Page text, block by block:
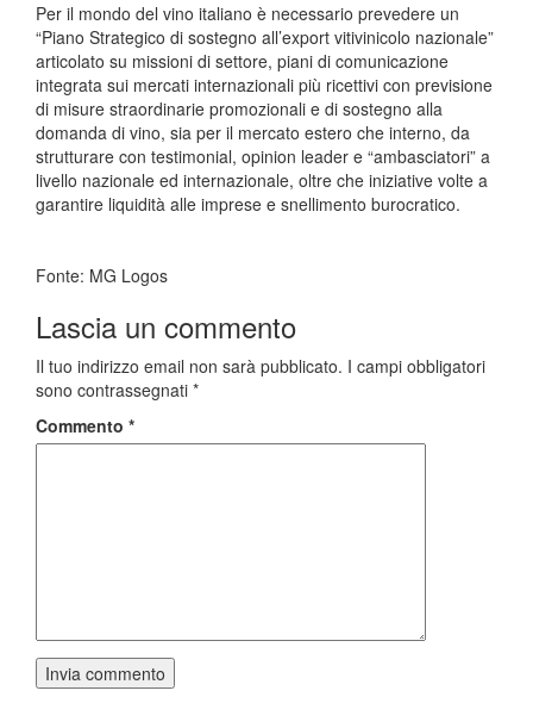
Per il mondo del vino italiano è necessario prevedere un
“Piano Strategico di sostegno all’export vitivinicolo nazionale”
articolato su missioni di settore, piani di comunicazione
integrata sui mercati internazionali più ricettivi con previsione
di misure straordinarie promozionali e di sostegno alla
domanda di vino, sia per il mercato estero che interno, da
strutturare con testimonial, opinion leader e “ambasciatori” a
livello nazionale ed internazionale, oltre che iniziative volte a
garantire liquidità alle imprese e snellimento burocratico.
Fonte: MG Logos
Lascia un commento
Il tuo indirizzo email non sarà pubblicato. I campi obbligatori
sono contrassegnati *
Commento *